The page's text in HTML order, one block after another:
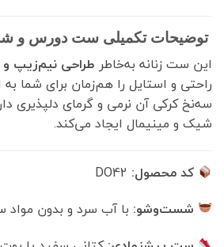
تکمیلی ست دورس و شلوار
زنانه به‌خاطرطراحی نیم‌زیپ و فرم
و استایل را هم‌زمان برای شما به ارمغان
آن نرمی و گرمای دلپذیری دارد و
مینیمال ایجاد می‌کند.
محصول:DO42
با آب سرد و بدون مواد